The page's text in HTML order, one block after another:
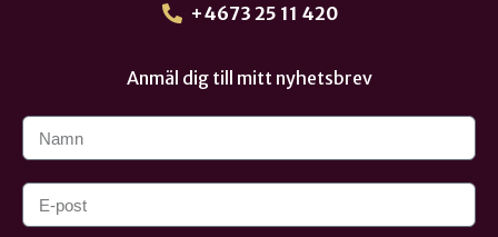
+4673 25 11 420
Anmäl dig till mitt nyhetsbrev